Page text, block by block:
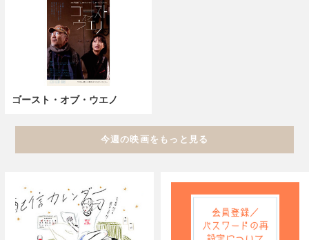
ゴースト・オブ・ウエノ
今週の映画をもっと見る